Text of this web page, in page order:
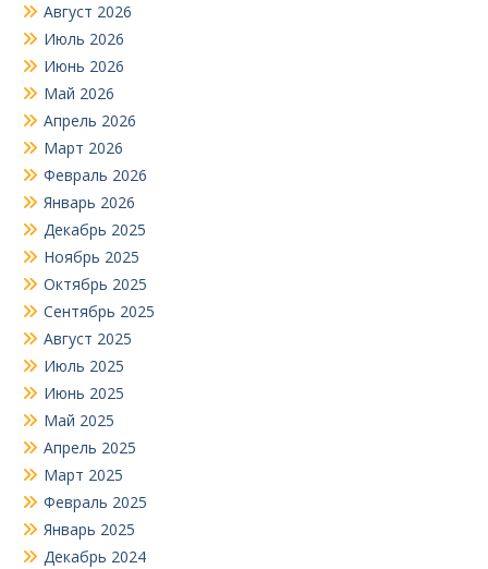
Август 2026
Июль 2026
Июнь 2026
Май 2026
Апрель 2026
Март 2026
Февраль 2026
Январь 2026
Декабрь 2025
Ноябрь 2025
Октябрь 2025
Сентябрь 2025
Август 2025
Июль 2025
Июнь 2025
Май 2025
Апрель 2025
Март 2025
Февраль 2025
Январь 2025
Декабрь 2024